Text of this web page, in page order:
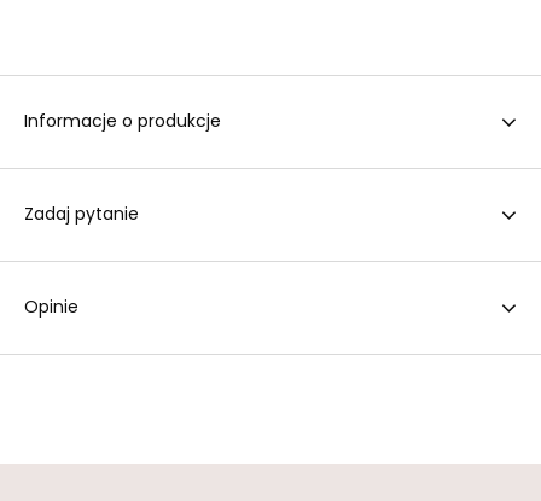
Informacje o produkcje
Zadaj pytanie
Opinie